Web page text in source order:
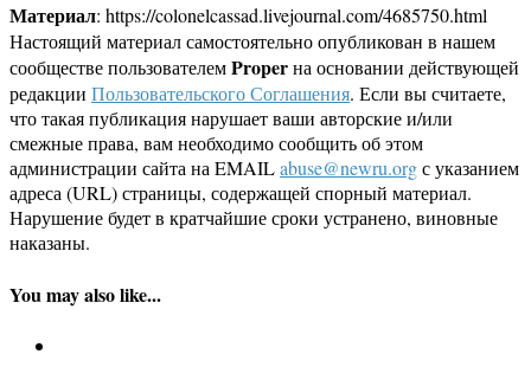
Материал: https://colonelcassad.livejournal.com/4685750.html
Настоящий материал самостоятельно опубликован в нашем
сообществе пользователемProperна основании действующей
редакции Пользовательского Соглашения. Если вы считаете,
что такая публикация нарушает ваши авторские и/или
смежные права, вам необходимо сообщить об этом
администрации сайта на EMAILabuse@newru.orgс указанием
адреса (URL) страницы, содержащей спорный материал.
Нарушение будет в кратчайшие сроки устранено, виновные
наказаны.
You may also like...